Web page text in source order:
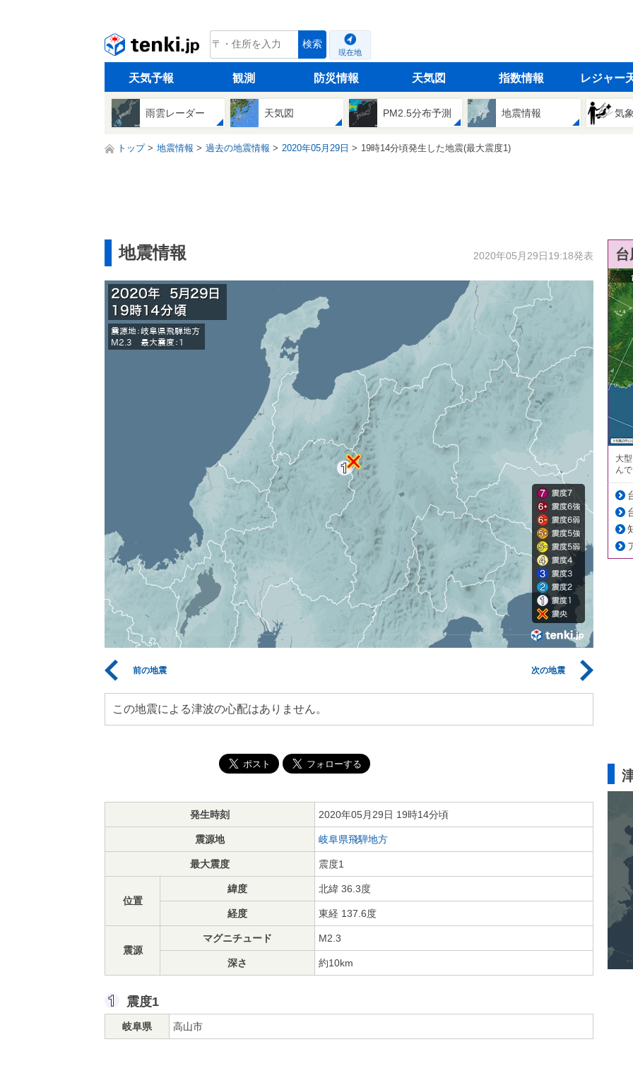
tenki.jp 検索
現在地
天気予報 観測 防災情報 天気図 指数情報 レジャー
雨雲レーダー 天気図 PM2.5分布予測 地震情報 気
トップ 地震情報 過去の地震情報 2020年05月29日 19時14分頃発生した地震(最大震度1)
地震情報 2020年05月29日19:18発表
前の地震 次の地震
この地震による津波の心配はありません。
発生時刻 2020年05月29日 19時14分頃
震源地 岐阜県飛騨地方
最大震度 震度1
位置
緯度 北緯 36.3度
経度 東経 137.6度
震源
マグニチュード M2.3
深さ 約10km
震度1
岐阜県 高山市
大
ん